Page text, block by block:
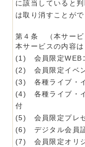
に該当していると
は取り消すことが
第４条 （本サービ
本サービスの内容
(1) 会員限定WEB
(2) 会員限定イベ
(3) 各種ライブ・
(4) 各種ライブ・
付
(5) 会員限定プレ
(6) デジタル会員
(7) 会員限定オリ